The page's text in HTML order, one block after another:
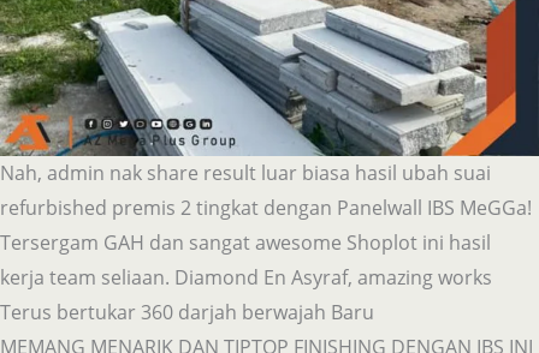
Nah, admin nak share result luar biasa hasil ubah suai
refurbished premis 2 tingkat dengan Panelwall IBS MeGGa!
Tersergam GAH dan sangat awesome Shoplot ini hasil
kerja team seliaan. Diamond En Asyraf, amazing works
Terus bertukar 360 darjah berwajah Baru
MEMANG MENARIK DAN TIPTOP FINISHING DENGAN IBS INI